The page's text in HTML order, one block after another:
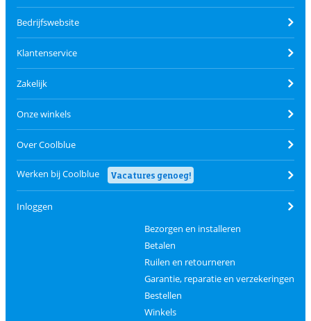
Bedrijfswebsite
Klantenservice
Zakelijk
Onze winkels
Over Coolblue
Werken bij Coolblue Vacatures genoeg!
Inloggen
Bezorgen en installeren
Betalen
Ruilen en retourneren
Garantie, reparatie en verzekeringen
Bestellen
Winkels